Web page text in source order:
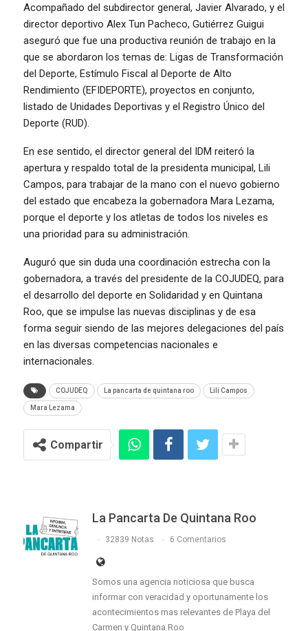
Acompañado del subdirector general, Javier Alvarado, y el
director deportivo Alex Tun Pacheco, Gutiérrez Guigui
aseguró que fue una productiva reunión de trabajo en la
que se abordaron los temas de: Ligas de Transformación
del Deporte, Estímulo Fiscal al Deporte de Alto
Rendimiento (EFIDEPORTE), proyectos en conjunto,
listado de Unidades Deportivas y el Registro Único del
Deporte (RUD).
En ese sentido, el director general del IDM reiteró la
apertura y respaldo total de la presidenta municipal, Lili
Campos, para trabajar de la mano con el nuevo gobierno
del estado que encabeza la gobernadora Mara Lezama,
porque el deporte y los atletas de todos los niveles es
una prioridad para su administración.
Auguró que sin duda una coordinación estrecha con la
gobernadora, a través del presidente de la COJUDEQ, para
el desarrollo del deporte en Solidaridad y en Quintana
Roo, que se impulse las nuevas disciplinas y de esa
forma seguir siendo de las mejores delegaciones del país
en las diversas competencias nacionales e
internacionales.
COJUDEQ La pancarta de quintana roo Lili Campos
Mara Lezama
Compartir
La Pancarta De Quintana Roo
32839 Notas 6 Comentarios
Somos una agencia noticiosa que busca
informar con veracidad y oportunamente los
acontecimientos mas relevantes de Playa del
Carmen y Quintana Roo